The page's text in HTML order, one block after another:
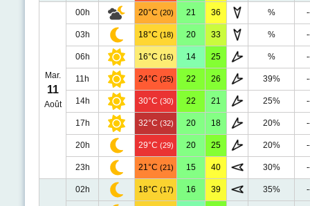
Mar.
11
Août
00h 20°C (20) 21 36 %
03h 18°C (18) 20 33 %
06h 16°C (16) 14 25 %
11h 24°C (25) 22 26 39%
14h 30°C (30) 22 21 25%
17h 32°C (32) 20 18 20%
20h 29°C (29) 20 25 20%
23h 21°C (21) 15 40 30%
02h 18°C (17) 16 39 35%